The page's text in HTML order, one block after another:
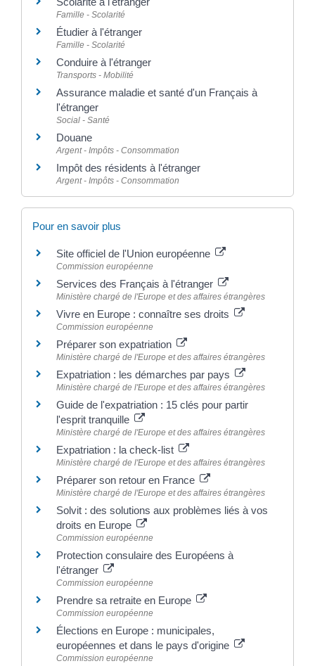
Famille - Scolarité
Étudier à l'étranger
Famille - Scolarité
Conduire à l'étranger
Transports - Mobilité
Assurance maladie et santé d'un Français à
l'étranger
Social - Santé
Douane
Argent - Impôts - Consommation
Impôt des résidents à l'étranger
Argent - Impôts - Consommation
Pour en savoir plus
Site officiel de l'Union européenne
Commission européenne
Services des Français à l'étranger
Ministère chargé de l'Europe et des affaires étrangères
Vivre en Europe : connaître ses droits
Commission européenne
Préparer son expatriation
Ministère chargé de l'Europe et des affaires étrangères
Expatriation : les démarches par pays
Ministère chargé de l'Europe et des affaires étrangères
Guide de l'expatriation : 15 clés pour partir
l'esprit tranquille
Ministère chargé de l'Europe et des affaires étrangères
Expatriation : la check-list
Ministère chargé de l'Europe et des affaires étrangères
Préparer son retour en France
Ministère chargé de l'Europe et des affaires étrangères
Solvit : des solutions aux problèmes liés à vos
droits en Europe
Commission européenne
Protection consulaire des Européens à
l'étranger
Commission européenne
Prendre sa retraite en Europe
Commission européenne
Élections en Europe : municipales,
européennes et dans le pays d'origine
Commission européenne